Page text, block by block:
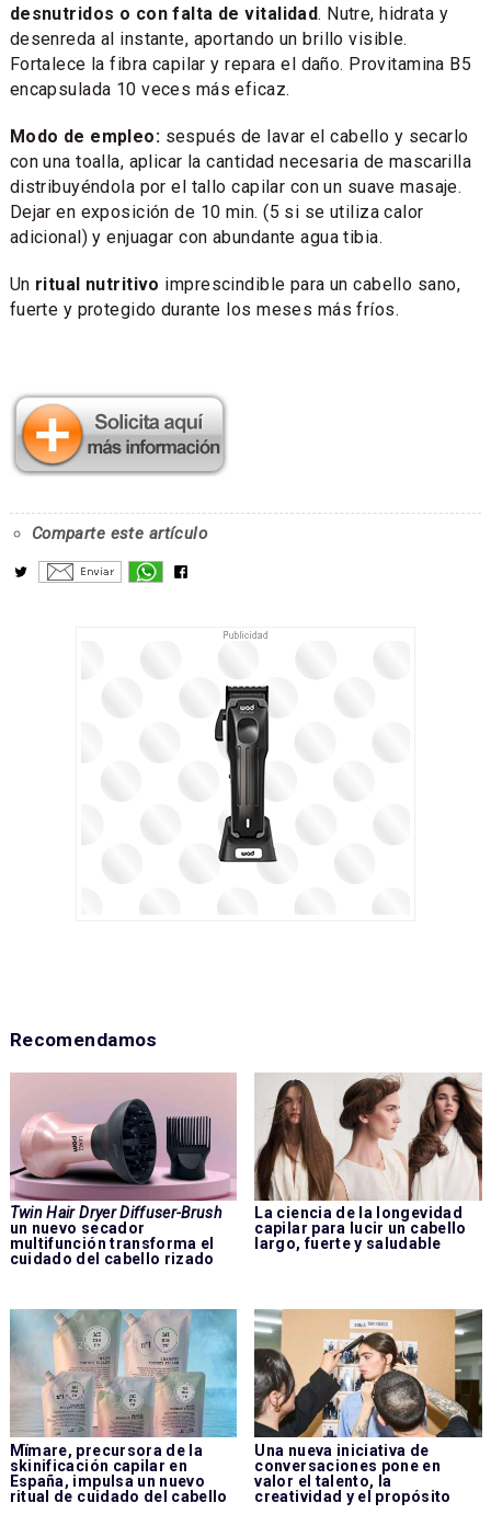
desnutridos o con falta de vitalidad. Nutre, hidrata y
desenreda al instante, aportando un brillo visible.
Fortalece la fibra capilar y repara el daño. Provitamina B5
encapsulada 10 veces más eficaz.
Modo de empleo: sespués de lavar el cabello y secarlo
con una toalla, aplicar la cantidad necesaria de mascarilla
distribuyéndola por el tallo capilar con un suave masaje.
Dejar en exposición de 10 min. (5 si se utiliza calor
adicional) y enjuagar con abundante agua tibia.
Un ritual nutritivo imprescindible para un cabello sano,
fuerte y protegido durante los meses más fríos.
Comparte este artículo
Recomendamos
Twin Hair Dryer Diffuser-Brush
un nuevo secador
multifunción transforma el
cuidado del cabello rizado
La ciencia de la longevidad
capilar para lucir un cabello
largo, fuerte y saludable
Mïmare, precursora de la
skinificación capilar en
España, impulsa un nuevo
ritual de cuidado del cabello
Una nueva iniciativa de
conversaciones pone en
valor el talento, la
creatividad y el propósito